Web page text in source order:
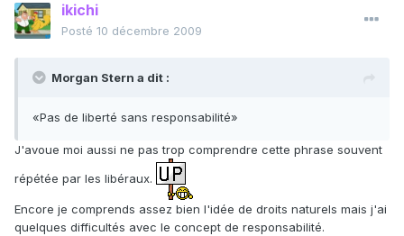
ikichi
Posté 10 décembre 2009
Morgan Stern a dit :
«Pas de liberté sans responsabilité»
J'avoue moi aussi ne pas trop comprendre cette phrase souvent
répétée par les libéraux.
Encore je comprends assez bien l'idée de droits naturels mais j'ai
quelques difficultés avec le concept de responsabilité.